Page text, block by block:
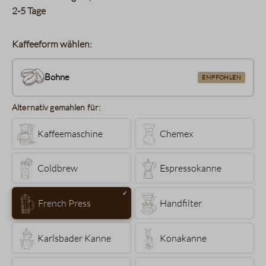
2-5 Tage
Kaffeeform wählen:
Bohne EMPFOHLEN
Alternativ gemahlen für:
Kaffeemaschine Chemex
Coldbrew Espressokanne
French Press Handfilter
Karlsbader Kanne Konakanne